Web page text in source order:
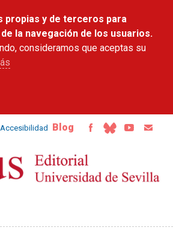
contenido
principal
propias y de terceros para
la navegación de los usuarios.
consideramos que aceptas su
Accesibilidad Blog